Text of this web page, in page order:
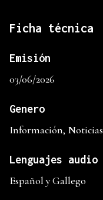
Ficha técnica
Emisión
03/06/2026
Genero
Información, Noticias
Lenguajes audio
Español y Gallego